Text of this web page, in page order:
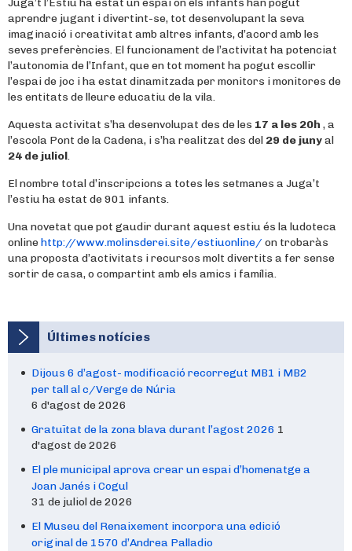
Juga’t l’Estiu ha estat un espai on els infants han pogut
aprendre jugant i divertint-se, tot desenvolupant la seva
imaginació i creativitat amb altres infants, d’acord amb les
seves preferències. El funcionament de l’activitat ha potenciat
l’autonomia de l’Infant, que en tot moment ha pogut escollir
l’espai de joc i ha estat dinamitzada per monitors i monitores de
les entitats de lleure educatiu de la vila.
Aquesta activitat s’ha desenvolupat des de les 17 a les 20h , a
l’escola Pont de la Cadena, i s’ha realitzat des del 29 de junyal
24 de juliol.
El nombre total d’inscripcions a totes les setmanes a Juga’t
l’estiu ha estat de 901 infants.
Una novetat que pot gaudir durant aquest estiu és la ludoteca
onlinehttp://www.molinsderei.site/estiuonline/ on trobaràs
una proposta d’activitats i recursos molt divertits a fer sense
sortir de casa, o compartint amb els amics i família.
Últimes notícies
Dijous 6 d’agost- modificació recorregut MB1 i MB2
per tall al c/Verge de Núria
6 d'agost de 2026
Gratuïtat de la zona blava durant l’agost 2026 1
d'agost de 2026
El ple municipal aprova crear un espai d’homenatge a
Joan Janés i Cogul
31 de juliol de 2026
El Museu del Renaixement incorpora una edició
original de 1570 d’Andrea Palladio